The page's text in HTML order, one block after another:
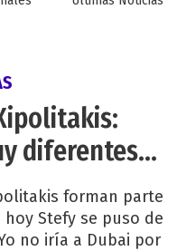
diferentes...
forman parte
Stefy se puso de
no iría a Dubai por